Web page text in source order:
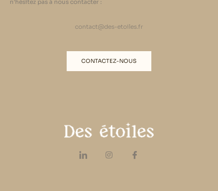
n’hésitez pas à nous contacter :
contact@des-etoiles.fr
CONTACTEZ-NOUS